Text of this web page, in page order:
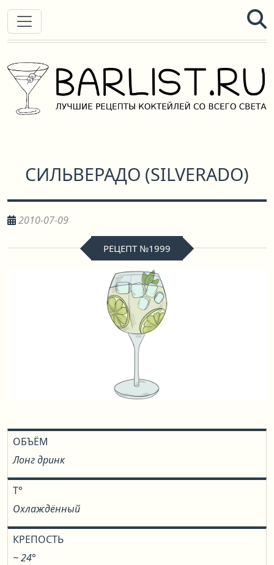
СИЛЬВЕРАДО (SILVERADO)
2010-07-09
РЕЦЕПТ №1999
ОБЪЁМ
Лонг дринк
T°
Охлаждённый
КРЕПОСТЬ
~ 24°